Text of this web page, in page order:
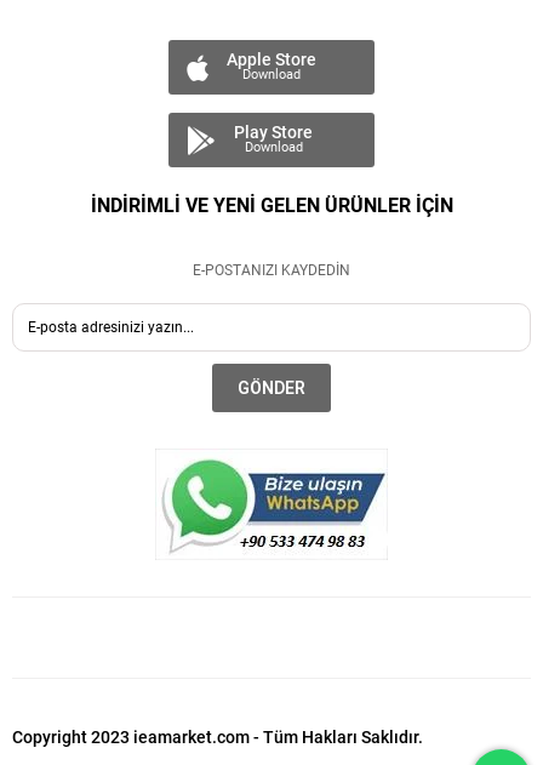
Apple Store
Download
Play Store
Download
İNDİRİMLİ VE YENİ GELEN ÜRÜNLER İÇİN
E-POSTANIZI KAYDEDİN
GÖNDER
Copyright 2023 ieamarket.com - Tüm Hakları Saklıdır.